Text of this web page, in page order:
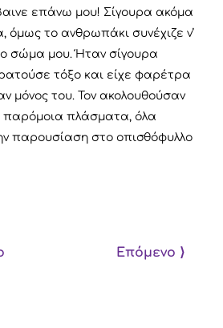
επάνω μου! Σίγουρα ακόμα
όμως το ανθρωπάκι συνέχιζε ν’
σώμα μου. Ήταν σίγουρα
τόξο και είχε φαρέτρα
μόνος του. Τον ακολουθούσαν
παρόμοια πλάσματα, όλα
παρουσίαση στο οπισθόφυλλο
Επόμενο ⟩